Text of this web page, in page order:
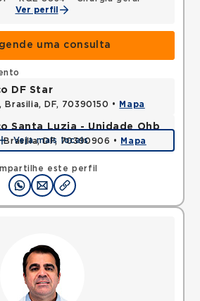
Ver perfil
uma consulta
este perfil
DF Star
Brasilia, DF, 70390150 • Mapa
Santa Luzia - Unidade Ohb
Brasilia, DF, 70390906 • Mapa
Veja mais locais